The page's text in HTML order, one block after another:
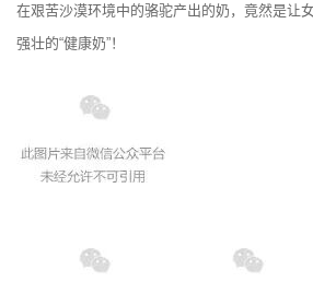
在艰苦沙漠环境中的骆驼产出的奶，竟然是让
强壮的“健康奶”！